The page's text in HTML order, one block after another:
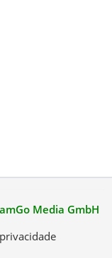
Media GmbH